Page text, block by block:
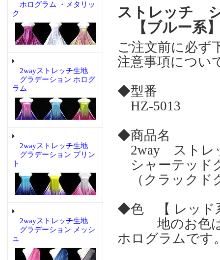
ホログラム ・メタリッ
ク
2wayストレッチ生地
グラデーション ホログ
ラム
2wayストレッチ生地
グラデーション プリン
ト
2wayストレッチ生地
グラデーション メッシ
ュ
ストレッチ
【ブルー系
ご注文前に必ず
注意事項につい
◆型番
HZ-5013
◆商品名
2way スト
シャーテッド
（クラックド
◆色 【 レッ
地のお色はブ
ホログラムです